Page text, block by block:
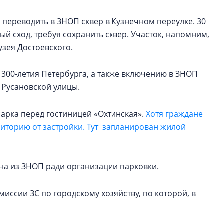
в ЗНОП сквер в Кузнечном переулке. 30
сход, требуя сохранить сквер. Участок, напомним,
Достоевского.
летия Петербурга, а также включению в ЗНОП
улицы.
перед гостиницей «Охтинская». Хотя граждане
от застройки. Тут запланирован жилой
из ЗНОП ради организации парковки.
ЗС по городскому хозяйству, по которой, в